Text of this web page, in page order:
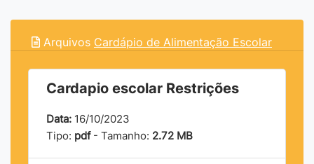
Arquivos Cardápio de Alimentação Escolar
Cardapio escolar Restrições
Data: 16/10/2023
Tipo: pdf- Tamanho: 2.72 MB